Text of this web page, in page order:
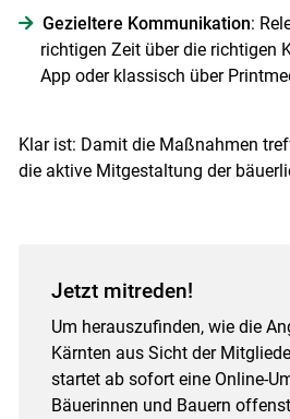
Gezieltere Kommunikation:
richtigen Zeit über die richtigen
App oder klassisch über
Klar ist: Damit die Maßnahmen
die aktive Mitgestaltung der
Jetzt mitreden!
Um herauszufinden, wie die
Kärnten aus Sicht der
startet ab sofort eine Online-
Bäuerinnen und Bauern